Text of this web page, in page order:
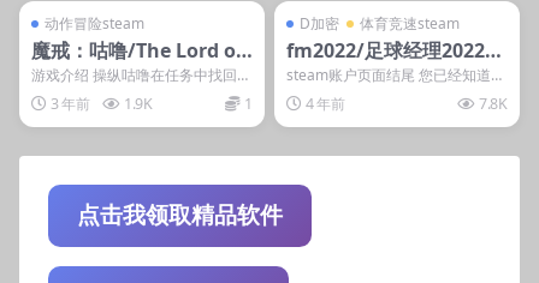
动作冒险steam
魔戒：咕噜/The Lord of
the Rings: Gollum魔戒
咕噜
游戏介绍 操纵咕噜在任务中找回他
的宝贝。你要爬上魔多峰，在幽暗
密林里潜行并做出艰...
3 年前 1.9K 1
D加密
体育竞速steam
fm2022/足球经理2022/F
ootball Manager 2022F
IFA 22/FIFA22 /D加密游
戏名额限制
steam账户页面结尾 您已经知道如
何成为一名顶级足球经理了吗？那
么快来体验So...
4 年前 7.8K
点击我领取精品软件